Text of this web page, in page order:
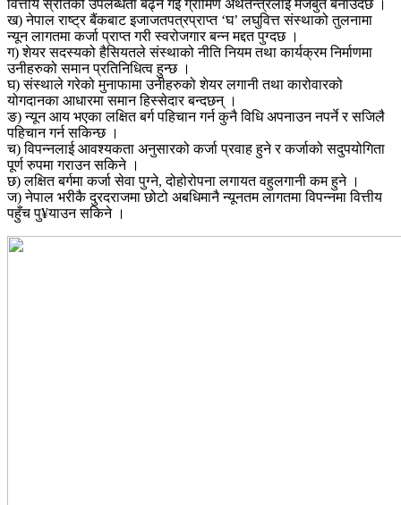
वित्तीय स्रोतको उपलब्धता बढ्न गई ग्रामिण अर्थतन्त्रलाई मजबुत बनाउँदछ ।
ख) नेपाल राष्ट्र बैंकबाट इजाजतपत्रप्राप्त ‘घ’ लघुवित्त संस्थाको तुलनामा
न्यून लागतमा कर्जा प्राप्त गरी स्वरोजगार बन्न मद्दत पुग्दछ ।
ग) शेयर सदस्यको हैसियतले संस्थाको नीति नियम तथा कार्यक्रम निर्माणमा
उनीहरुको समान प्रतिनिधित्व हुन्छ ।
घ) संस्थाले गरेको मुनाफामा उनीहरुको शेयर लगानी तथा कारोवारको
योगदानका आधारमा समान हिस्सेदार बन्दछन् ।
ङ) न्यून आय भएका लक्षित बर्ग पहिचान गर्न कुनै विधि अपनाउन नपर्ने र सजिलै
पहिचान गर्न सकिन्छ ।
च) विपन्नलाई आवश्यकता अनुसारको कर्जा प्रवाह हुने र कर्जाको सदुपयोगिता
पूर्ण रुपमा गराउन सकिने ।
छ) लक्षित बर्गमा कर्जा सेवा पुग्ने, दोहोरोपना लगायत वहुलगानी कम हुने ।
ज) नेपाल भरीकै दुरदराजमा छोटो अबधिमानै न्यूनतम लागतमा विपन्नमा वित्तीय
पहुँच पु¥याउन सकिने ।